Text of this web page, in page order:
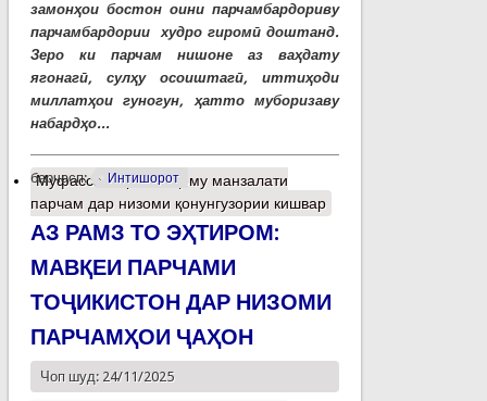
замонҳои бостон оини парчамбардориву
парчамбардории худро гиромӣ доштанд.
Зеро ки парчам нишоне аз ваҳдату
ягонагӣ, сулҳу осоиштагӣ, иттиҳоди
миллатҳои гуногун, ҳатто муборизаву
набардҳо...
барчасп: Интишорот
Муфассалтаро Мақому манзалати
парчам дар низоми қонунгузории кишвар
АЗ РАМЗ ТО ЭҲТИРОМ:
МАВҚЕИ ПАРЧАМИ
ТОҶИКИСТОН ДАР НИЗОМИ
ПАРЧАМҲОИ ҶАҲОН
Чоп шуд: 24/11/2025